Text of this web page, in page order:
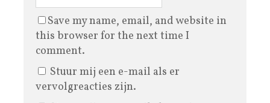
Save my name, email, and website in
this browser for the next time I
comment.
Stuur mij een e-mail als er
vervolgreacties zijn.